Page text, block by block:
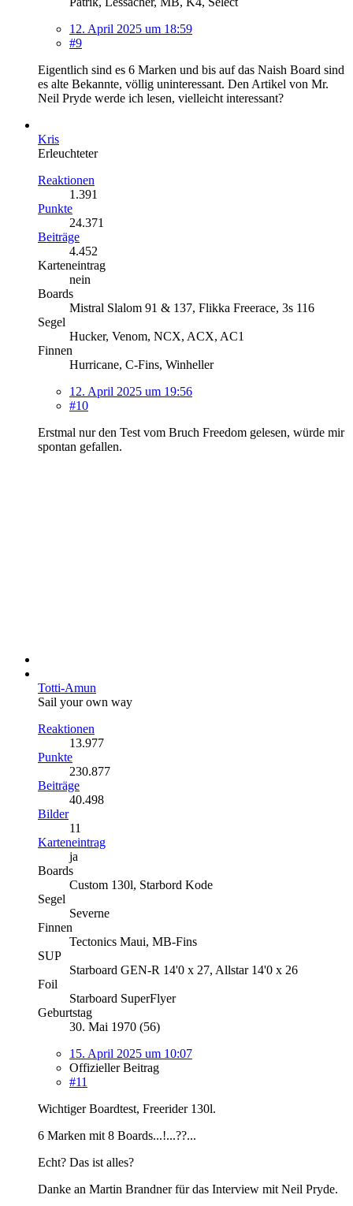
12. April 2025 um 18:59
#9
Eigentlich sind es 6 Marken und bis auf das Naish Board sind
es alte Bekannte, völlig uninteressant. Den Artikel von Mr.
Neil Pryde werde ich lesen, vielleicht interessant?
Kris
Erleuchteter
Reaktionen
1.391
Punkte
24.371
Beiträge
4.452
Karteneintrag
nein
Boards
Mistral Slalom 91 & 137, Flikka Freerace, 3s 116
Segel
Hucker, Venom, NCX, ACX, AC1
Finnen
Hurricane, C-Fins, Winheller
12. April 2025 um 19:56
#10
Erstmal nur den Test vom Bruch Freedom gelesen, würde mir
spontan gefallen.
Totti-Amun
Sail your own way
Reaktionen
13.977
Punkte
230.877
Beiträge
40.498
Bilder
11
Karteneintrag
ja
Boards
Custom 130l, Starbord Kode
Segel
Severne
Finnen
Tectonics Maui, MB-Fins
SUP
Starboard GEN-R 14'0 x 27, Allstar 14'0 x 26
Foil
Starboard SuperFlyer
Geburtstag
30. Mai 1970 (56)
15. April 2025 um 10:07
Offizieller Beitrag
#11
Wichtiger Boardtest, Freerider 130l.
6 Marken mit 8 Boards...!...??...
Echt? Das ist alles?
Danke an Martin Brandner für das Interview mit Neil Pryde.